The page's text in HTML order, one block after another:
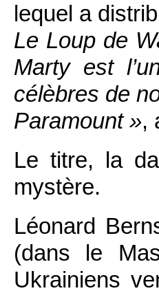
lequel a
Le Loup de
Marty est
célèbres de
Paramount »,
Le titre, la
mystère.
Léonard
(dans le
Ukrainiens